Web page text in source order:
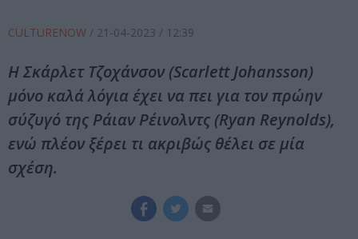
CULTURENOW / 21-04-2023 / 12:39
Η Σκάρλετ Τζοχάνσον (Scarlett Johansson)
μόνο καλά λόγια έχει να πει για τον πρώην
σύζυγό της Ράιαν Ρέινολντς (Ryan Reynolds),
ενώ πλέον ξέρει τι ακριβώς θέλει σε μία
σχέση.